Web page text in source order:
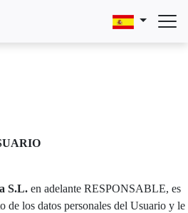
S.L. en adelante RESPONSABLE, es
de los datos personales del Usuario y le